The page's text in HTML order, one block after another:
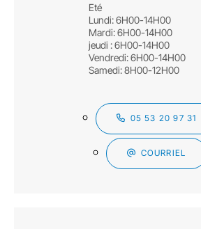
Eté
Lundi: 6H00-14H00
Mardi: 6H00-14H00
jeudi : 6H00-14H00
Vendredi: 6H00-14H00
Samedi: 8H00-12H00
05 53 20 97 31
COURRIEL